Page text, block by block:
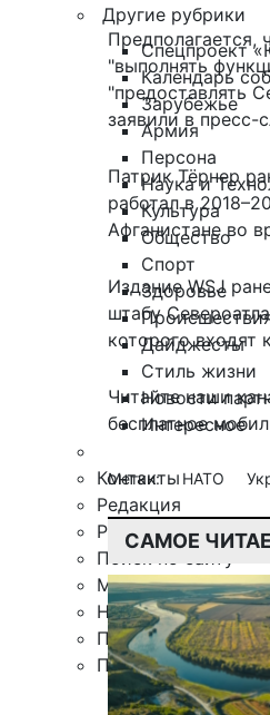
Другие рубрики
Спецпроект
Календарь
Зарубежье
Армия
Персона
Наука и
Культура
Общество
Спорт
Здоровье
Дайджесты
Стиль жизни
Новости
Интересное
Контакты
Редакция
Рекламная служба
Поиск по сайту
Мобильное
Награды
Правила
Подписка
Предполагается,
"выполнять
"предоставлять
заявили в пресс-
Патрик Тёрнер
работал в
Афганистанево
Издание WSJ
штабу
которого входят
Читайте наши
бесплатное
Метки: НАТО
САМОЕ